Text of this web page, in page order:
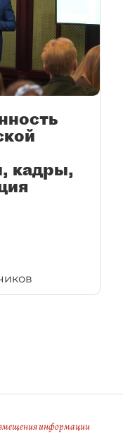
кадры,
информации